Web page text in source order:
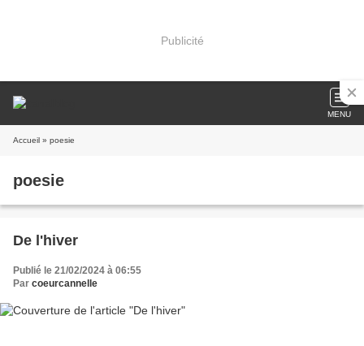
Publicité
MENU
Accueil » poesie
poesie
De l'hiver
Publié le 21/02/2024 à 06:55
Par coeurcannelle